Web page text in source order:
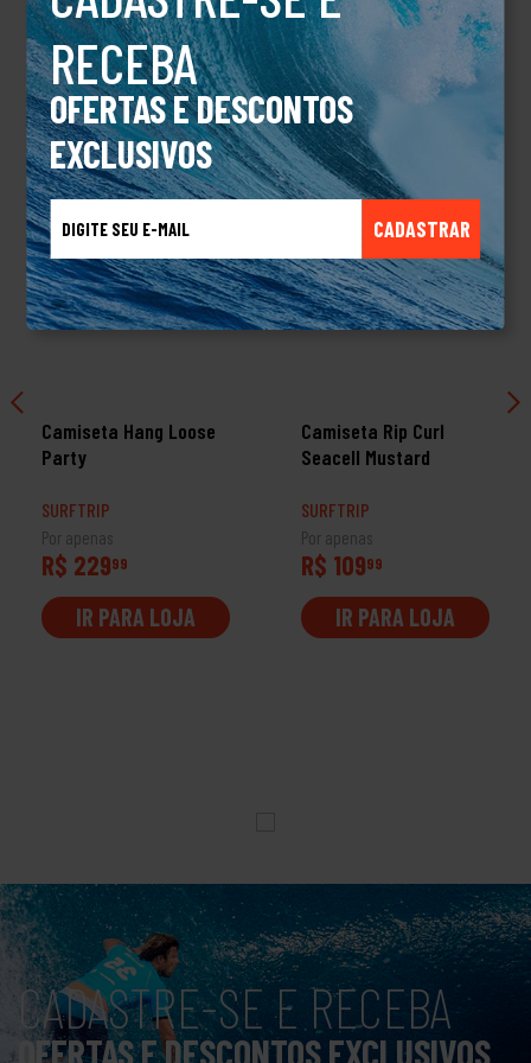
RECEBA
OFERTAS E DESCONTOS
EXCLUSIVOS
CADASTRAR
TALVEZ VOCÊ TAMBÉM GOSTE
Camiseta Hang Loose
Party
SURFTRIP
Por apenas
R$ 22999
IR PARA LOJA
Camiseta Rip Curl
Seacell Mustard
SURFTRIP
Por apenas
R$ 10999
IR PARA LOJA
CADASTRE-SE E RECEBA
OFERTAS E DESCONTOS EXCLUSIVOS